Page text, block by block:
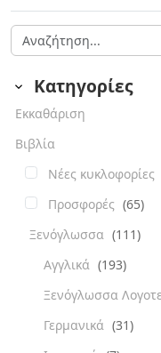
Κατηγορίες
Εκκαθάριση
Βιβλία
Νέες κυκλοφορίες
Προσφορές (65)
Ξενόγλωσσα (111)
Αγγλικά (193)
Ξενόγλωσσα
Γερμανικά (31)